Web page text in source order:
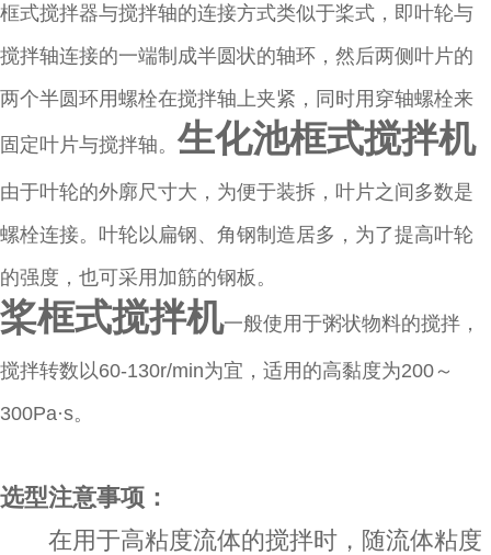
框式搅拌器与搅拌轴的连接方式类似于桨式，即叶轮与
搅拌轴连接的一端制成半圆状的轴环，然后两侧叶片的
两个半圆环用螺栓在搅拌轴上夹紧，同时用穿轴螺栓来
固定叶片与搅拌轴。 生化池框式搅拌机
由于叶轮的外廓尺寸大，为便于装拆，叶片之间多数是
螺栓连接。叶轮以扁钢、角钢制造居多，为了提高叶轮
的强度，也可采用加筋的钢板。
桨框式搅拌机一般使用于粥状物料的搅拌，
搅拌转数以60-130r/min为宜，适用的高黏度为200～
300Pa·s。
选型注意事项：
在用于高粘度流体的搅拌时，随流体粘度